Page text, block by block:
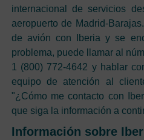
internacional de servicios
aeropuerto de Madrid-
de avión con Iberia y se
problema, puede llamar al
1 (800) 772-4642 y hablar
equipo de atención al
"¿Cómo me contacto con
que siga la información a
Información sobre